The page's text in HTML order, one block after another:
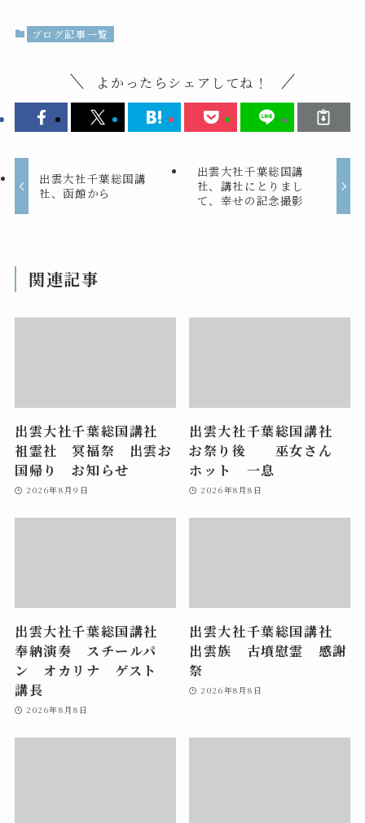
ブログ記事一覧
よかったらシェアしてね！
出雲大社千葉総国講
社、函館から
出雲大社千葉総国講
社、講社にとりまし
て、幸せの記念撮影
関連記事
出雲大社千葉総国講社
祖霊社 冥福祭 出雲お
国帰り お知らせ
2026年8月9日
出雲大社千葉総国講社
お祭り後 巫女さん
ホット 一息
2026年8月8日
出雲大社千葉総国講社
奉納演奏 スチールパ
ン オカリナ ゲスト
講長
2026年8月8日
出雲大社千葉総国講社
出雲族 古墳慰霊 感謝
祭
2026年8月8日